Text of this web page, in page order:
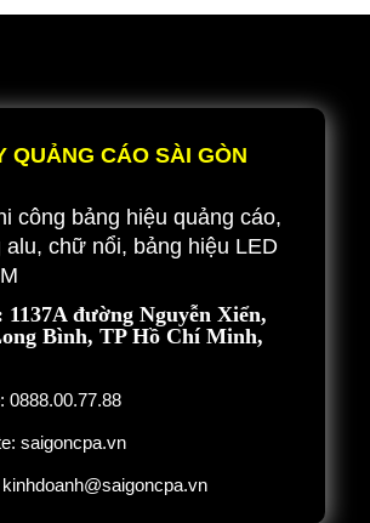
bảng quảng cáo ngoài trời chuyên
bảng quảng cáo ngoài trời chuyên nghiệp.
ty cung cấp dịch vụ uy tín, chất lượng
QUẢNG CÁO SÀI GÒN
công bảng hiệu quảng cáo,
alu, chữ nổi, bảng hiệu LED
1137A đường Nguyễn Xiển,
Bình, TP Hồ Chí Minh,
0888.00.77.88
saigoncpa.vn